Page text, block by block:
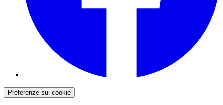
Preferenze sui cookie